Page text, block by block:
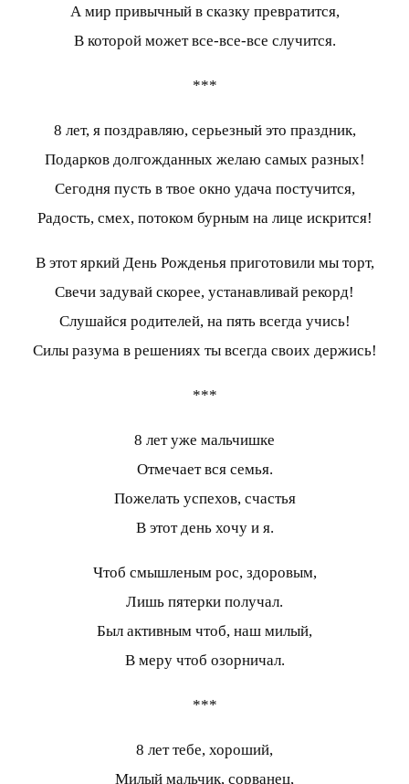
А мир привычный в сказку превратится,
В которой может все-все-все случится.
***
8 лет, я поздравляю, серьезный это праздник,
Подарков долгожданных желаю самых разных!
Сегодня пусть в твое окно удача постучится,
Радость, смех, потоком бурным на лице искрится!
В этот яркий День Рожденья приготовили мы торт,
Свечи задувай скорее, устанавливай рекорд!
Слушайся родителей, на пять всегда учись!
Силы разума в решениях ты всегда своих держись!
***
8 лет уже мальчишке
Отмечает вся семья.
Пожелать успехов, счастья
В этот день хочу и я.
Чтоб смышленым рос, здоровым,
Лишь пятерки получал.
Был активным чтоб, наш милый,
В меру чтоб озорничал.
***
8 лет тебе, хороший,
Милый мальчик, сорванец,